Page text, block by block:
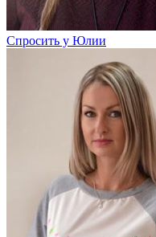
Спросить у Юлии